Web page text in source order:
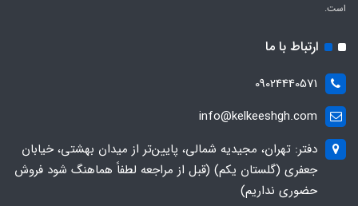
است.
ارتباط با ما
09024440571
info@kelkeeshgh.com
دفتر: تهران، مجیدیه شمالی، پایین‌تر از میدان بهشتی، خیابان
جعفری (گلستان یکم) (قبل از مراجعه لطفاً هماهنگ شود فروش
حضوری نداریم)